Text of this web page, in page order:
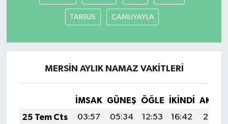
TARSUS ÇAMLIYAYLA
MERSİN AYLIK NAMAZ VAKITLERI
İMSAK GÜNEŞ ÖĞLE İKINDI
25 Tem Cts
03:57 05:34 12:53 16:42
20:02